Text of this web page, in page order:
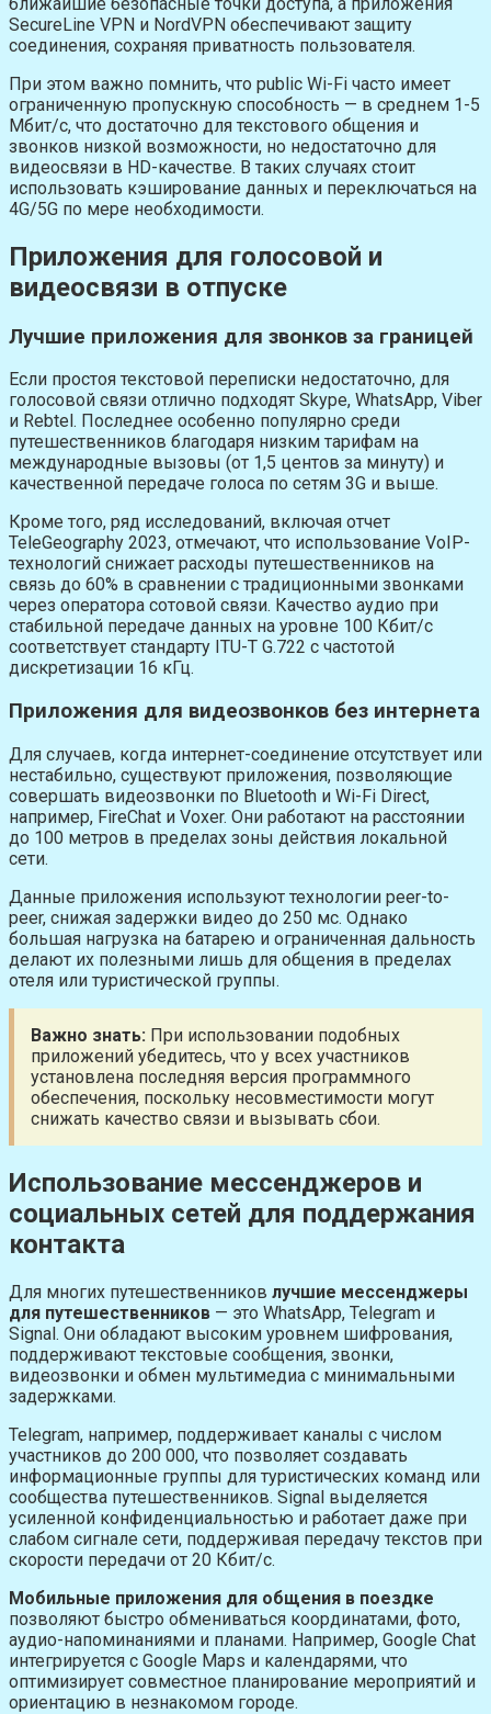
SecureLine VPN и NordVPN обеспечивают защиту
соединения, сохраняя приватность пользователя.
При этом важно помнить, что public Wi-Fi часто имеет
ограниченную пропускную способность — в среднем 1-5
Мбит/с, что достаточно для текстового общения и
звонков низкой вoзмoжности, но недостаточно для
видеосвязи в HD-качестве. В таких случаях стоит
использовать кэширование данных и переключаться на
4G/5G по мере необходимости.
Приложения для голосовой и
видеосвязи в отпуске
Лучшие приложения для звонков за границей
Если простоя текстовой переписки недостаточно, для
голосовой связи отлично подходят Skype, WhatsApp, Viber
и Rebtel. Последнее особенно популярно среди
путешественников благодаря низким тарифам на
международные вызовы (от 1,5 центов за минуту) и
качественной передаче голоса по сетям 3G и выше.
Кроме того, ряд исследований, включая отчет
TeleGeography 2023, отмечают, что использование VoIP-
технологий снижает расходы путешественников на
связь до 60% в сравнении с традиционными звонками
через оператора сотовой связи. Качество аудио при
стабильной передаче данных на уровне 100 Кбит/с
соответствует стандарту ITU-T G.722 с частотой
дискретизации 16 кГц.
Приложения для видеозвонков без интернета
Для случаев, когда интернет-соединение отсутствует или
нестабильно, существуют приложения, позволяющие
совершать видеозвонки по Bluetooth и Wi-Fi Direct,
например, FireChat и Voxer. Они работают на расстоянии
до 100 метров в пределах зоны действия локальной
сети.
Данные приложения используют технологии peer-to-
peer, снижая задержки видео до 250 мс. Однако
большая нагрузка на батарею и ограниченная дальность
делают их полезными лишь для общения в пределах
отеля или туристической группы.
Важно знать: При использовании подобных
приложений убедитесь, что у всех участников
установлена последняя версия программного
обеспечения, поскольку несовместимости могут
снижать качество связи и вызывать сбои.
Использование мессенджеров и
социальных сетей для поддержания
контакта
Для многих путешественников лучшие мессенджеры
для путешественников — это WhatsApp, Telegram и
Signal. Они обладают высоким уровнем шифрования,
поддерживают текстовые сообщения, звонки,
видеозвонки и обмен мультимедиа с минимальными
задержками.
Telegram, например, поддерживает каналы с числом
участников до 200 000, что позволяет создавать
информационные группы для туристических команд или
сообщества путешественников. Signal выделяется
усиленной конфиденциальностью и работает даже при
слабом сигнале сети, поддерживая передачу текстов при
скорости передачи от 20 Кбит/с.
Мобильные приложения для общения в поездке
позволяют быстро обмениваться координатами, фото,
аудио-напоминаниями и планами. Например, Google Chat
интегрируется с Google Maps и календарями, что
оптимизирует совместное планирование мероприятий и
ориентацию в незнакомом городе.